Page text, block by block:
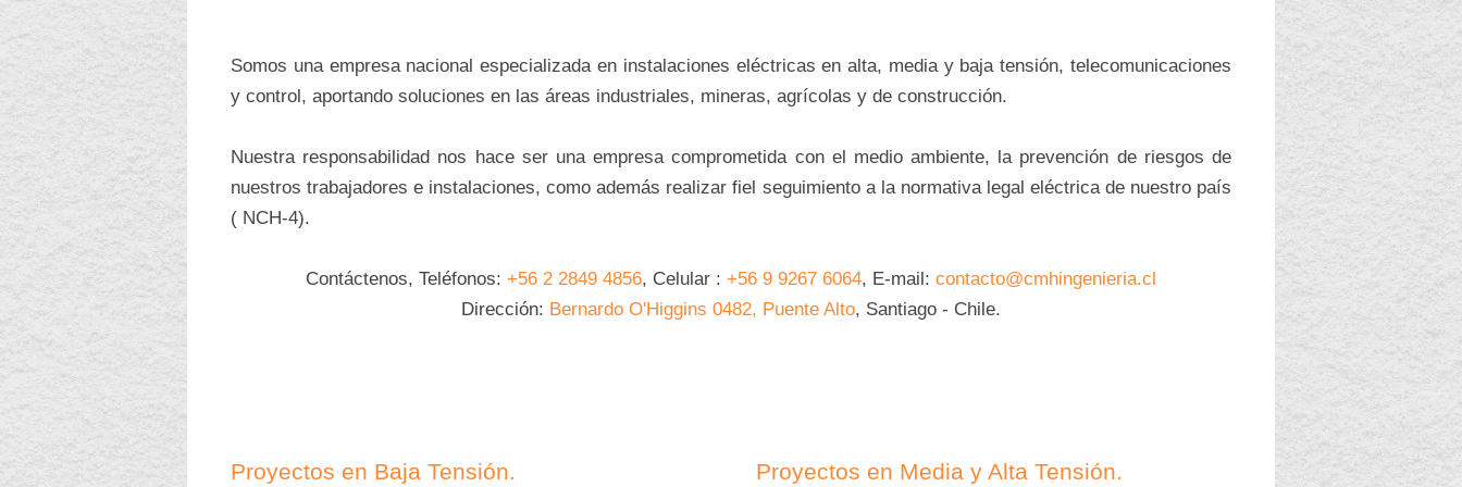
Somos una empresa nacional especializada en instalaciones eléctricas en alta, media y baja tensión, telecomunicaciones
y control, aportando soluciones en las áreas industriales, mineras, agrícolas y de construcción.
Nuestra responsabilidad nos hace ser una empresa comprometida con el medio ambiente, la prevención de riesgos de
nuestros trabajadores e instalaciones, como además realizar fiel seguimiento a la normativa legal eléctrica de nuestro país
( NCH-4).
Contáctenos, Teléfonos: +56 2 2849 4856, Celular : +56 9 9267 6064, E-mail: contacto@cmhingenieria.cl
Dirección: Bernardo O'Higgins 0482, Puente Alto, Santiago - Chile.
Proyectos en Baja Tensión. Proyectos en Media y Alta Tensión.